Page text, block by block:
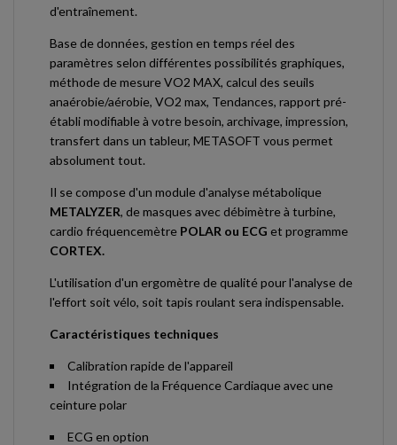
d'entraînement.
Base de données, gestion en temps réel des
paramètres selon différentes possibilités graphiques,
méthode de mesure VO2 MAX, calcul des seuils
anaérobie/aérobie, VO2 max, Tendances, rapport pré-
établi modifiable à votre besoin, archivage, impression,
transfert dans un tableur, METASOFT vous permet
absolument tout.
Il se compose d'un module d'analyse métabolique
METALYZER, de masques avec débimètre à turbine,
cardio fréquencemètre POLAR ou ECG et programme
CORTEX.
L'utilisation d'un ergomètre de qualité pour l'analyse de
l'effort soit vélo, soit tapis roulant sera indispensable.
Caractéristiques techniques
Calibration rapide de l'appareil
Intégration de la Fréquence Cardiaque avec une
ceinture polar
ECG en option